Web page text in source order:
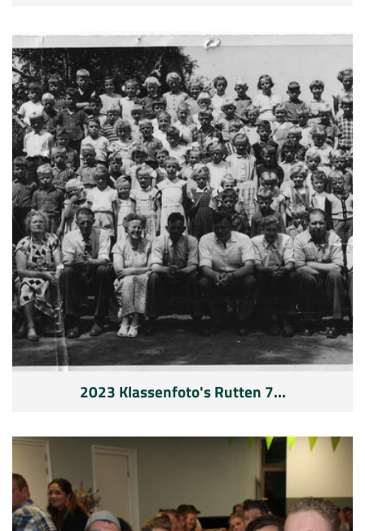
2023 Klassenfoto's Rutten 7...